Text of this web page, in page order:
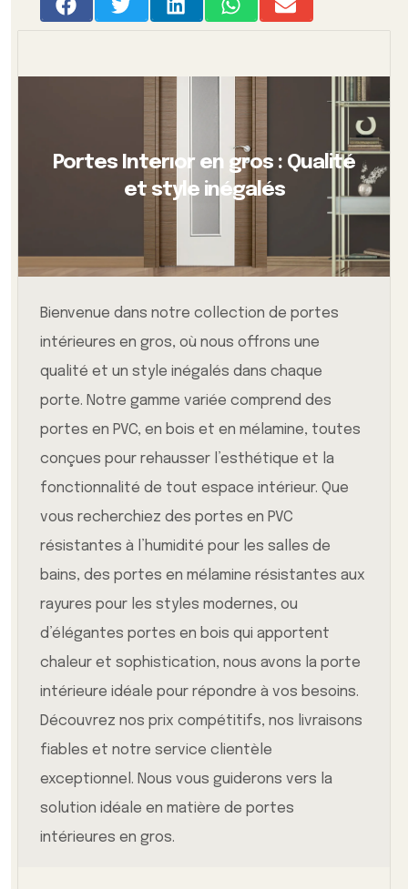
Portes Interıor en gros : Qualité
et style inégalés
Bienvenue dans notre collection de portes
intérieures en gros, où nous offrons une
qualité et un style inégalés dans chaque
porte. Notre gamme variée comprend des
portes en PVC, en bois et en mélamine, toutes
conçues pour rehausser l’esthétique et la
fonctionnalité de tout espace intérieur. Que
vous recherchiez des portes en PVC
résistantes à l’humidité pour les salles de
bains, des portes en mélamine résistantes aux
rayures pour les styles modernes, ou
d’élégantes portes en bois qui apportent
chaleur et sophistication, nous avons la porte
intérieure idéale pour répondre à vos besoins.
Découvrez nos prix compétitifs, nos livraisons
fiables et notre service clientèle
exceptionnel. Nous vous guiderons vers la
solution idéale en matière de portes
intérieures en gros.